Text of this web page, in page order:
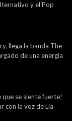
y el Pop
llega la banda The
de una energía
que se siente fuerte!
con la voz de Lia